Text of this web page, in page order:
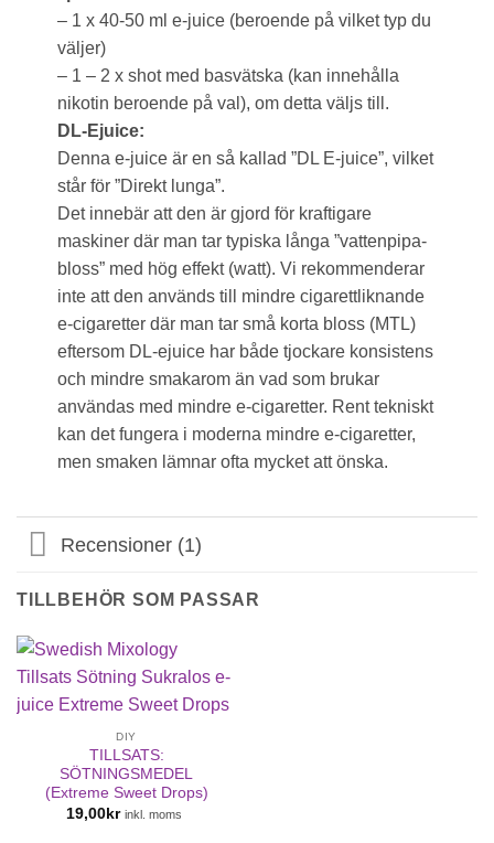
– 1 x 40-50 ml e-juice (beroende på vilket typ du
väljer)
– 1 – 2 x shot med basvätska (kan innehålla
nikotin beroende på val), om detta väljs till.
DL-Ejuice:
Denna e-juice är en så kallad ”DL E-juice”, vilket
står för ”Direkt lunga”.
Det innebär att den är gjord för kraftigare
maskiner där man tar typiska långa ”vattenpipa-
bloss” med hög effekt (watt). Vi rekommenderar
inte att den används till mindre cigarettliknande
e-cigaretter där man tar små korta bloss (MTL)
eftersom DL-ejuice har både tjockare konsistens
och mindre smakarom än vad som brukar
användas med mindre e-cigaretter. Rent tekniskt
kan det fungera i moderna mindre e-cigaretter,
men smaken lämnar ofta mycket att önska.
Recensioner (1)
TILLBEHÖR SOM PASSAR
DIY
TILLSATS:
SÖTNINGSMEDEL
(Extreme Sweet Drops)
19,00kr inkl. moms